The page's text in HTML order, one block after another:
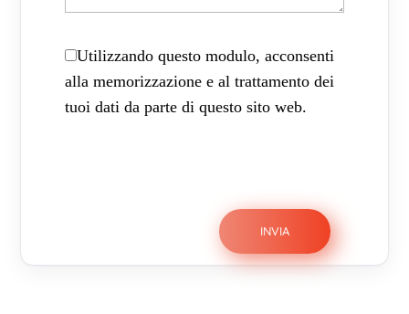
Utilizzando questo modulo, acconsenti
alla memorizzazione e al trattamento dei
tuoi dati da parte di questo sito web.